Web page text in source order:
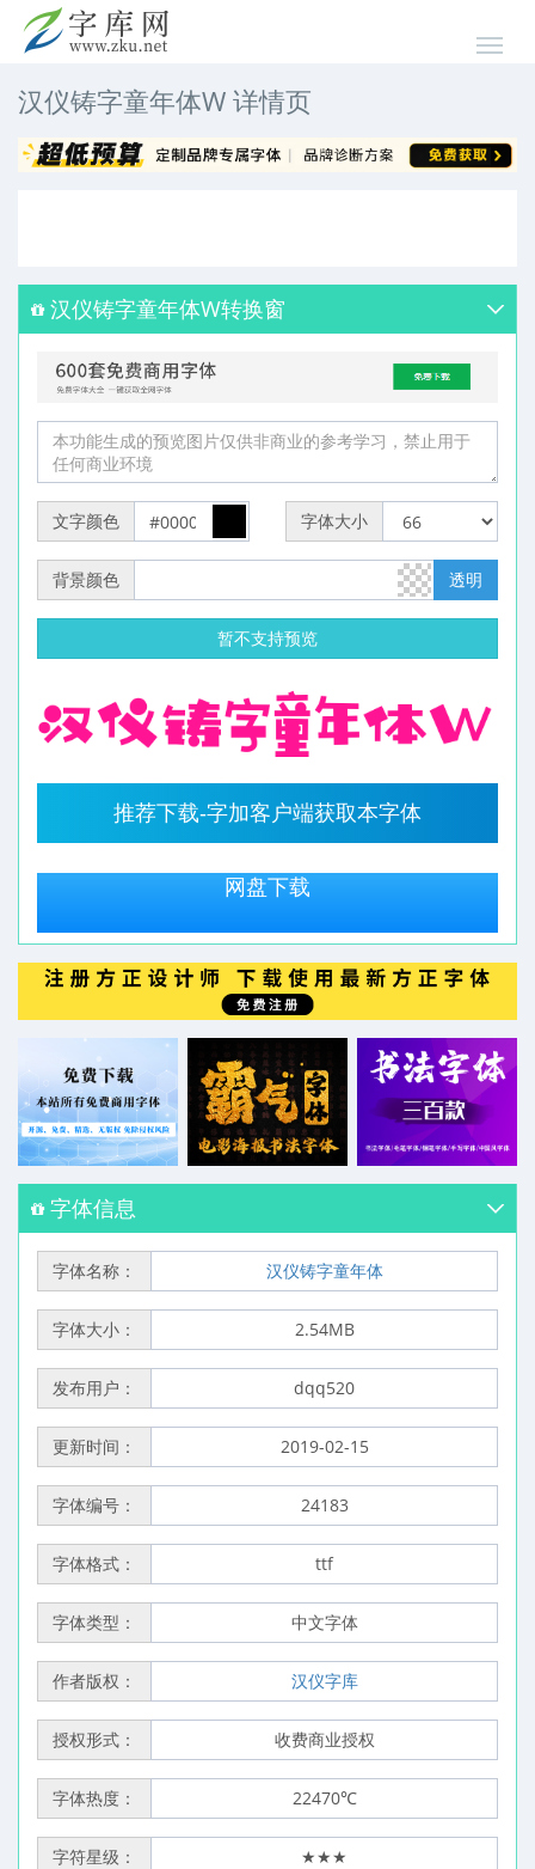
汉仪铸字童年体W 详情页
汉仪铸字童年体W转换窗
文字颜色 字体大小
背景颜色 透明
暂不支持预览
推荐下载-字加客户端获取本字体
网盘下载
字体信息
字体名称： 汉仪铸字童年体
字体大小： 2.54MB
发布用户： dqq520
更新时间： 2019-02-15
字体编号： 24183
字体格式： ttf
字体类型： 中文字体
作者版权： 汉仪字库
授权形式： 收费商业授权
字体热度： 22470℃
字符星级： ★★★